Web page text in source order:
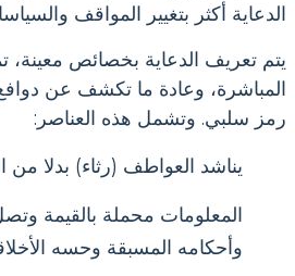
الدعاية أكثر بتغيير المواقف
يتم تعريف الدعاية بخصائص معينة،
المباشرة، وعادة ما تكشف عن
رمز سلبي. وتشمل هذه العناصر:
يناشد العواطف (رثاء) بدلا من
المعلومات محملة بالقيمة
وأحكامه المسبقة وحسه